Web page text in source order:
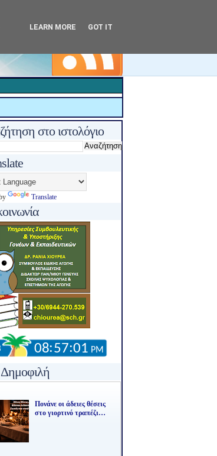
στο ιστολόγιο
Translate
Πονάνε οι άδειες θέσεις
στο γιορτινό τραπέζι…
LEARN MORE GOT IT